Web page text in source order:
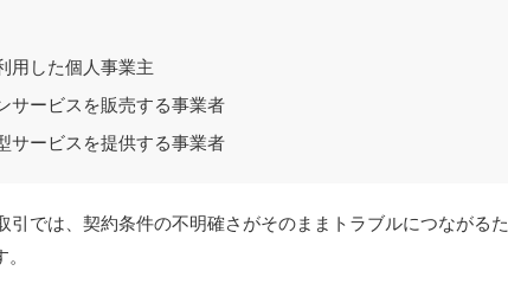
用した個人事業主
サービスを販売する事業者
サービスを提供する事業者
引では、契約条件の不明確さがそのままトラブルにつながるた